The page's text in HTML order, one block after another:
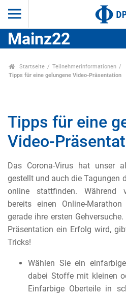
Mainz22
Startseite
Teilnehmerinformationen
Tipps für eine gelungene Video-Präsentation
Tipps für eine
Video-
Das Corona-Virus hat unser
gestellt und auch die Tagungen
online stattfinden. Während
bereits einen Online-
gerade ihre ersten
Präsentation ein Erfolg wird,
Tricks!
Wählen Sie ein
dabei Stoffe mit kleinen
Einfarbige Oberteile in